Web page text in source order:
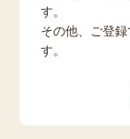
す。
その他、ご登
す。